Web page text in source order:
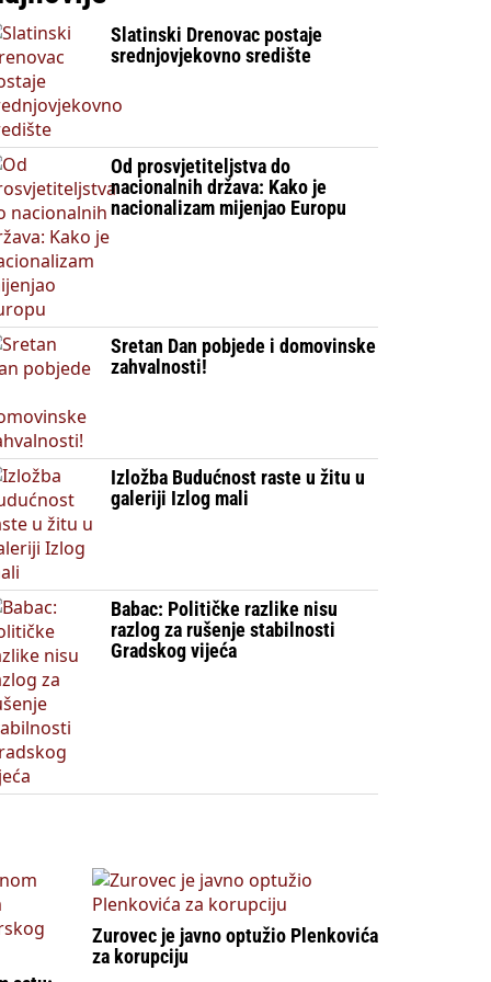
Slatinski Drenovac postaje
srednjovjekovno središte
Od prosvjetiteljstva do
nacionalnih država: Kako je
nacionalizam mijenjao Europu
Sretan Dan pobjede i domovinske
zahvalnosti!
Izložba Budućnost raste u žitu u
galeriji Izlog mali
Babac: Političke razlike nisu
razlog za rušenje stabilnosti
Gradskog vijeća
Zurovec je javno optužio Plenkovića
za korupciju